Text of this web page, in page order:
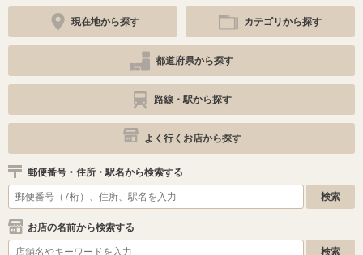
現在地から探す カテゴリから探す
都道府県から探す
路線・駅から探す
よく行くお店から探す
郵便番号・住所・駅名から検索する
お店の名前から検索する